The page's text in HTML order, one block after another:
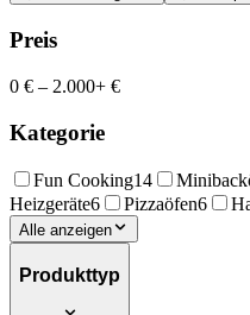
Preis
0 € – 2.000+ €
Kategorie
Fun Cooking14
Heizgeräte6 Pizzaöfen6
Alle anzeigen
Produkttyp